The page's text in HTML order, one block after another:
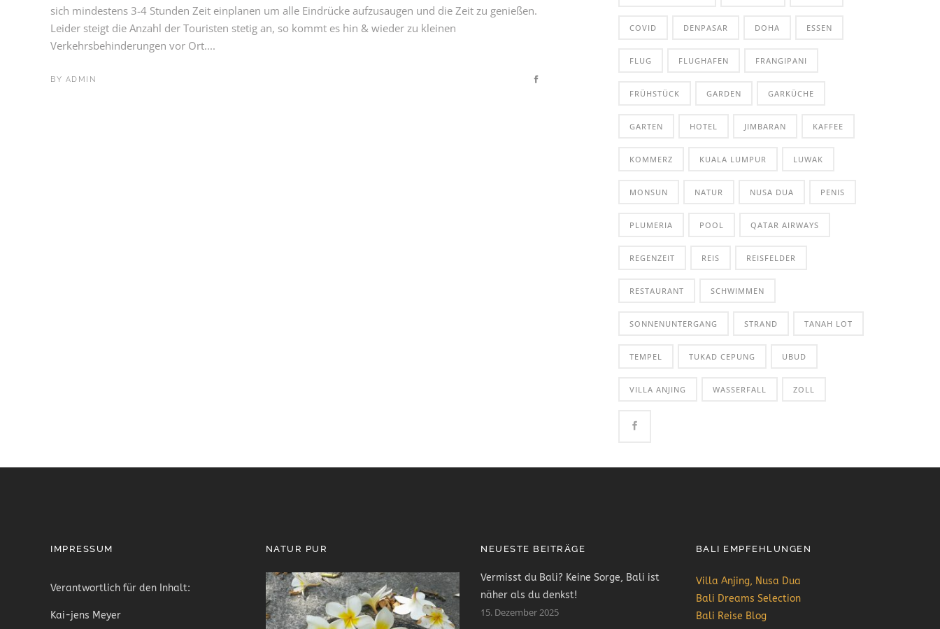
sich mindestens 3-4 Stunden Zeit einplanen um alle Eindrücke aufzusaugen und die Zeit zu genießen.
Leider steigt die Anzahl der Touristen stetig an, so kommt es hin & wieder zu kleinen
Verkehrsbehinderungen vor Ort....
BY ADMIN
COVID DENPASAR DOHA ESSEN
FLUG FLUGHAFEN FRANGIPANI
FRÜHSTÜCK GARDEN GARKÜCHE
GARTEN HOTEL JIMBARAN KAFFEE
KOMMERZ KUALA LUMPUR LUWAK
MONSUN NATUR NUSA DUA PENIS
PLUMERIA POOL QATAR AIRWAYS
REGENZEIT REIS REISFELDER
RESTAURANT SCHWIMMEN
SONNENUNTERGANG STRAND TANAH LOT
TEMPEL TUKAD CEPUNG UBUD
VILLA ANJING WASSERFALL ZOLL
IMPRESSUM
Verantwortlich für den Inhalt:
Kai-jens Meyer
NATUR PUR NEUESTE BEITRÄGE
Vermisst du Bali? Keine Sorge, Bali ist
näher als du denkst!
15. Dezember 2025
BALI EMPFEHLUNGEN
Villa Anjing, Nusa Dua
Bali Dreams Selection
Bali Reise Blog